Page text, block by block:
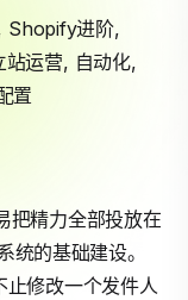
Shopify进阶,
站运营, 自动化,
置
把精力全部投放在
统的基础建设。
止修改一个发件人